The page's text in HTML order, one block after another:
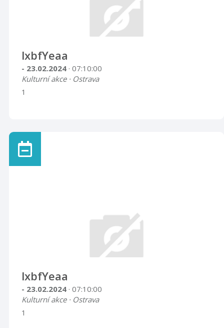
lxbfYeaa
- 23.02.2024 · 07:10:00
Kulturní akce · Ostrava
1
lxbfYeaa
- 23.02.2024 · 07:10:00
Kulturní akce · Ostrava
1